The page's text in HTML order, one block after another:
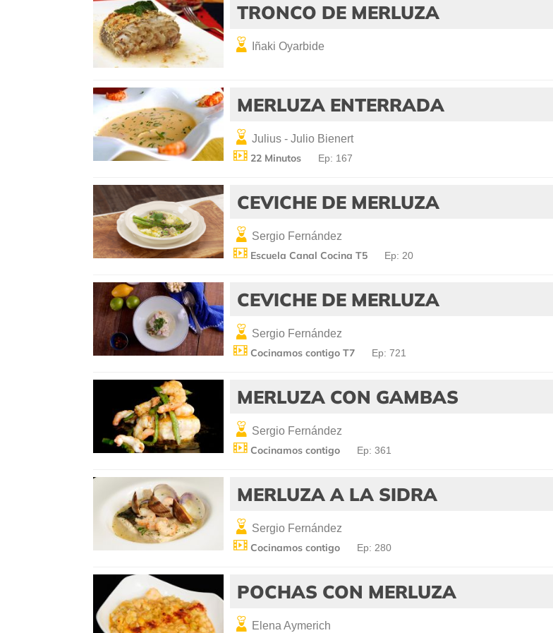
TRONCO DE MERLUZA
Iñaki Oyarbide
MERLUZA ENTERRADA
Julius - Julio Bienert
22 Minutos Ep: 167
CEVICHE DE MERLUZA
Sergio Fernández
Escuela Canal Cocina T5 Ep: 20
CEVICHE DE MERLUZA
Sergio Fernández
Cocinamos contigo T7 Ep: 721
MERLUZA CON GAMBAS
Sergio Fernández
Cocinamos contigo Ep: 361
MERLUZA A LA SIDRA
Sergio Fernández
Cocinamos contigo Ep: 280
POCHAS CON MERLUZA
Elena Aymerich